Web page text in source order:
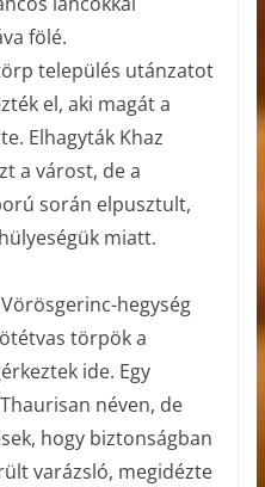
fölé.
település utánzatot
el, aki magát a
Elhagyták Khaz
a várost, de a
során elpusztult,
miatt.
hegység
törpök a
ide. Egy
néven, de
hogy biztonságban
varázsló, megidézte